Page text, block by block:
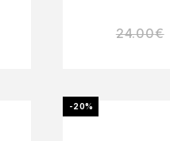
24.00€
-20%